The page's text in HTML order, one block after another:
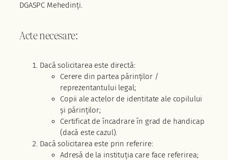
DGASPC Mehedinți.
Acte necesare:
Dacă solicitarea este directă:
Cerere din partea părinților /
reprezentantului legal;
Copii ale actelor de identitate ale copilului
și părinților;
Certificat de încadrare în grad de handicap
(dacă este cazul).
Dacă solicitarea este prin referire:
Adresă de la instituția care face referirea;